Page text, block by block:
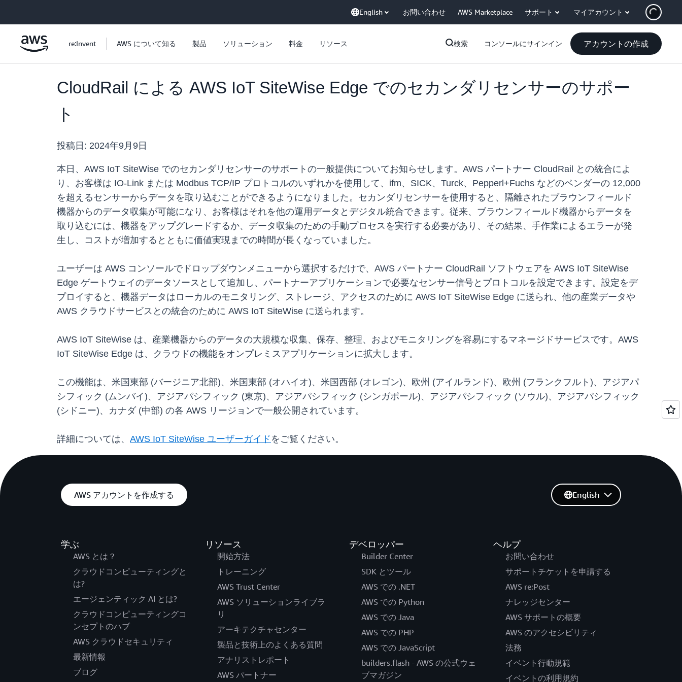
English お問い合わせ AWS Marketplace サポート マイアカウント
re:Invent AWS について知る 製品 ソリューション 料金 リソース 検索 コンソールにサインイン アカウントの作成
CloudRail による AWS IoT SiteWise Edge でのセカンダリセンサーのサポー
ト
投稿日: 2024年9月9日
本日、AWS IoT SiteWise でのセカンダリセンサーのサポートの一般提供についてお知らせします。AWS パートナー CloudRail との統合によ
り、お客様は IO-Link または Modbus TCP/IP プロトコルのいずれかを使用して、ifm、SICK、Turck、Pepperl+Fuchs などのベンダーの 12,000
を超えるセンサーからデータを取り込むことができるようになりました。セカンダリセンサーを使用すると、隔離されたブラウンフィールド
機器からのデータ収集が可能になり、お客様はそれを他の運用データとデジタル統合できます。従来、ブラウンフィールド機器からデータを
取り込むには、機器をアップグレードするか、データ収集のための手動プロセスを実行する必要があり、その結果、手作業によるエラーが発
生し、コストが増加するとともに価値実現までの時間が長くなっていました。
ユーザーは AWS コンソールでドロップダウンメニューから選択するだけで、AWS パートナー CloudRail ソフトウェアを AWS IoT SiteWise
Edge ゲートウェイのデータソースとして追加し、パートナーアプリケーションで必要なセンサー信号とプロトコルを設定できます。設定をデ
プロイすると、機器データはローカルのモニタリング、ストレージ、アクセスのために AWS IoT SiteWise Edge に送られ、他の産業データや
AWS クラウドサービスとの統合のために AWS IoT SiteWise に送られます。
AWS IoT SiteWise は、産業機器からのデータの大規模な収集、保存、整理、およびモニタリングを容易にするマネージドサービスです。AWS
IoT SiteWise Edge は、クラウドの機能をオンプレミスアプリケーションに拡大します。
この機能は、米国東部 (バージニア北部)、米国東部 (オハイオ)、米国西部 (オレゴン)、欧州 (アイルランド)、欧州 (フランクフルト)、アジアパ
シフィック (ムンバイ)、アジアパシフィック (東京)、アジアパシフィック (シンガポール)、アジアパシフィック (ソウル)、アジアパシフィック
(シドニー)、カナダ (中部) の各 AWS リージョンで一般公開されています。
詳細については、 AWS IoT SiteWise ユーザーガイド をご覧ください。
AWS アカウントを作成する
学ぶ
AWS とは？
クラウドコンピューティングと
は?
エージェンティック AI とは?
クラウドコンピューティングコ
ンセプトのハブ
AWS クラウドセキュリティ
最新情報
ブログ
リソース
開始方法
トレーニング
AWS Trust Center
AWS ソリューションライブラ
リ
アーキテクチャセンター
製品と技術上のよくある質問
アナリストレポート
AWS パートナー
デベロッパー
Builder Center
SDK とツール
AWS での .NET
AWS での Python
AWS での Java
AWS での PHP
AWS での JavaScript
builders.flash - AWS の公式ウェ
ブマガジン
ヘルプ
お問い合わせ
サポートチケットを申請する
AWS re:Post
ナレッジセンター
AWS サポートの概要
AWS のアクセシビリティ
法務
イベント行動規範
イベントの利用規約
English